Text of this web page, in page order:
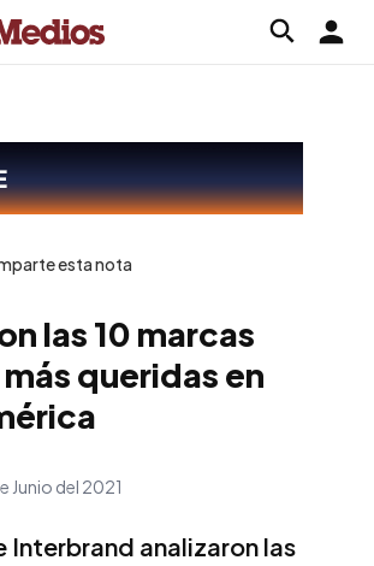
esta nota
las 10 marcas
queridas en
Junio del 2021
Interbrand analizaron las